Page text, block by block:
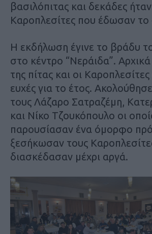
βασιλόπιτας και δεκάδες ήταν
Καροπλεσίτες που έδωσαν
Η εκδήλωση έγινε το βράδυ
στο κέντρο “Νεράιδα”. Αρχικά
της πίτας και οι
ευχές για το έτος.
τους Λάζαρο Σατραζέμη,
και Νίκο Τζουκόπουλο οι
παρουσίασαν ένα όμορφο
ξεσήκωσαν τους
διασκέδασαν μέχρι αργά.